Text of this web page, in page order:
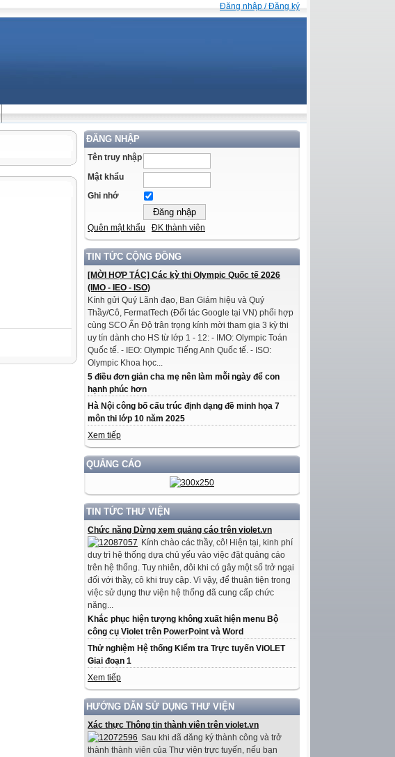
Đăng nhập / Đăng ký
ĐĂNG NHẬP
Tên truy nhập
Mật khẩu
Ghi nhớ
Quên mật khẩu ĐK thành viên
TIN TỨC CỘNG ĐỒNG
[MỜI HỢP TÁC] Các kỳ thi Olympic Quốc tế 2026
(IMO - IEO - ISO)
Kính gửi Quý Lãnh đạo, Ban Giám hiệu và Quý
Thầy/Cô, FermatTech (Đối tác Google tại VN) phối hợp
cùng SCO Ấn Độ trân trọng kính mời tham gia 3 kỳ thi
uy tín dành cho HS từ lớp 1 - 12: - IMO: Olympic Toán
Quốc tế. - IEO: Olympic Tiếng Anh Quốc tế. - ISO:
Olympic Khoa học...
5 điều đơn giản cha mẹ nên làm mỗi ngày để con
hạnh phúc hơn
Hà Nội công bố cấu trúc định dạng đề minh họa 7
môn thi lớp 10 năm 2025
Xem tiếp
QUẢNG CÁO
TIN TỨC THƯ VIỆN
Chức năng Dừng xem quảng cáo trên violet.vn
Kính chào các thầy, cô! Hiện tại, kinh phí
duy trì hệ thống dựa chủ yếu vào việc đặt quảng cáo
trên hệ thống. Tuy nhiên, đôi khi có gây một số trở ngại
đối với thầy, cô khi truy cập. Vì vậy, để thuận tiện trong
việc sử dụng thư viện hệ thống đã cung cấp chức
năng...
Khắc phục hiện tượng không xuất hiện menu Bộ
công cụ Violet trên PowerPoint và Word
Thử nghiệm Hệ thống Kiểm tra Trực tuyến ViOLET
Giai đoạn 1
Xem tiếp
HƯỚNG DẪN SỬ DỤNG THƯ VIỆN
Xác thực Thông tin thành viên trên violet.vn
Sau khi đã đăng ký thành công và trở
thành thành viên của Thư viện trực tuyến, nếu bạn